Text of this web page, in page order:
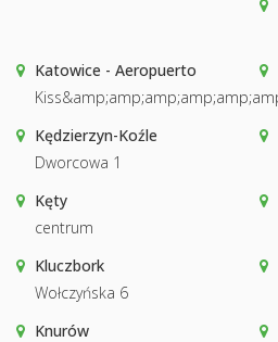
Katowice - Aeropuerto
Kędzierzyn-Koźle
Dworcowa 1
Kęty
centrum
Kluczbork
Wołczyńska 6
Knurów